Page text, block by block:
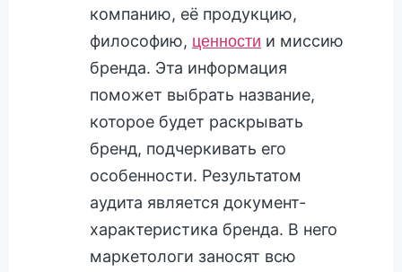
компанию, её продукцию,
философию, ценности и миссию
бренда. Эта информация
поможет выбрать название,
которое будет раскрывать
бренд, подчеркивать его
особенности. Результатом
аудита является документ-
характеристика бренда. В него
маркетологи заносят всю